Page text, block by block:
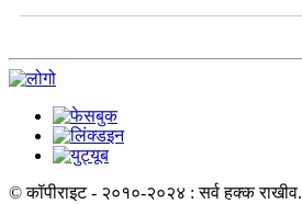
© कॉपीराइट - २०१०-२०२४ : सर्व हक्क राखीव.